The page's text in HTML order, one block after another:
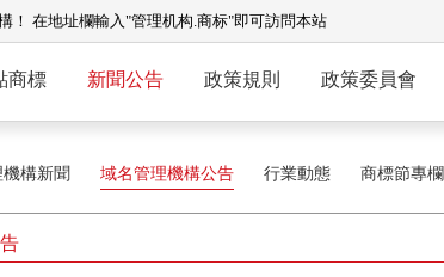
！ 在地址欄輸入"管理机构.商标"即可訪問本站
商標 新聞公告 政策規則 政策委員會
構新聞 域名管理機構公告 行業動態 商標節專欄